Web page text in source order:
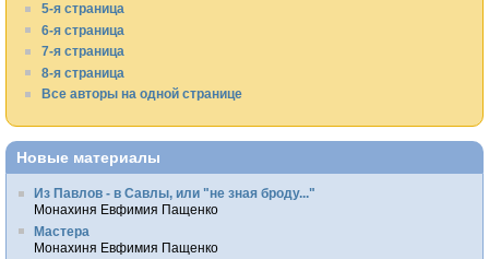
5-я страница
6-я страница
7-я страница
8-я страница
Все авторы на одной странице
Новые материалы
Из Павлов - в Савлы, или "не зная броду..."
Монахиня Евфимия Пащенко
Мастера
Монахиня Евфимия Пащенко